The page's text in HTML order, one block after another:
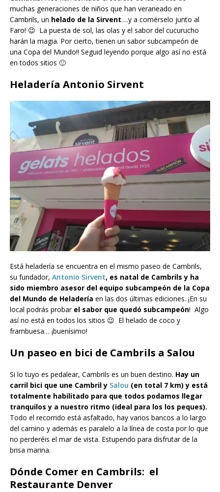
muchas generaciones de niños que han veraneado en
Cambrils, un helado de la Sirvent….y a comérselo junto al
Faro! 😉 La puesta de sol, las olas y el sabor del cucurucho
harán la magia. Por cierto, tienen un sabor subcampeón de
una Copa del Mundo!! Seguid leyendo porque algo así no está
en todos sitios 🙂
Heladería Antonio Sirvent
Está heladería se encuentra en el mismo paseo de Cambrils,
su fundador, Antonio Sirvent, es natal de Cambrils y ha
sido miembro asesor del equipo subcampeón de la Copa
del Mundo de Heladería en las dos últimas ediciones. ¡En su
local podrás probar el sabor que quedó subcampeón! Algo
así no está en todos los sitios 😉 El helado de coco y
frambuesa… ¡buenísimo!
Un paseo en bici de Cambrils a Salou
Si lo tuyo es pedalear, Cambrils es un buen destino. Hay un
carril bici que une Cambril y Salou (en total 7 km) y está
totalmente habilitado para que todos podamos llegar
tranquilos y a nuestro ritmo (ideal para los los peques).
Todo el recorrido está asfaltado, hay varios bancos a lo largo
del camino y además es paralelo a la línea de costa por lo que
no perderéis el mar de vista. Estupendo para disfrutar de la
brisa marina.
Dónde Comer en Cambrils: el
Restaurante Denver